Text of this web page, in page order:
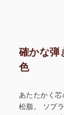
確かな弾
色
あたたかく
松脂。
ソプ